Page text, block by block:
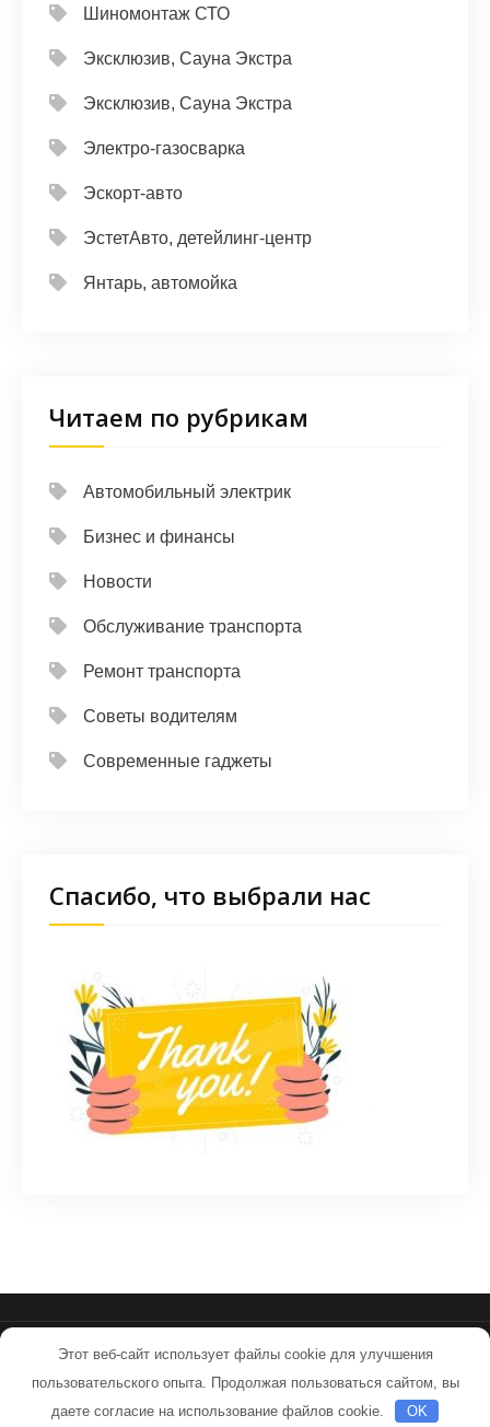
Шиномонтаж СТО
Эксклюзив, Сауна Экстра
Эксклюзив, Сауна Экстра
Электро-газосварка
Эскорт-авто
ЭстетАвто, детейлинг-центр
Янтарь, автомойка
Читаем по рубрикам
Автомобильный электрик
Бизнес и финансы
Новости
Обслуживание транспорта
Ремонт транспорта
Советы водителям
Современные гаджеты
Спасибо, что выбрали нас
sovpilots.ru - Работает на WordPress
Тема от Grace Themes
Этот веб-сайт использует файлы cookie для улучшения
пользовательского опыта. Продолжая пользоваться сайтом, вы
даете согласие на использование файлов cookie.
OK